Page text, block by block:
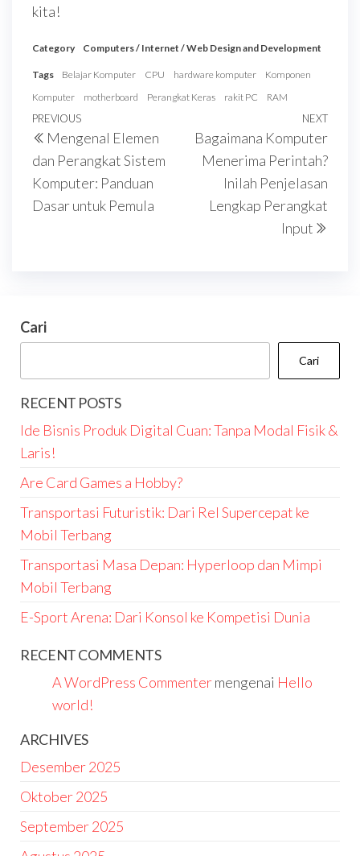
kita!
Category Computers / Internet / Web Design and Development
Tags Belajar Komputer CPU hardware komputer
Komponen
Komputer
motherboard Perangkat Keras rakit PC RAM
Navigasi
pos
Previous
Post
PREVIOUS
Mengenal Elemen
dan Perangkat Sistem
Komputer: Panduan
Dasar untuk Pemula
Next
NEXT
Bagaimana Komputer
Menerima Perintah?
Inilah Penjelasan
Lengkap Perangkat
Input
Cari
Cari
RECENT POSTS
Ide Bisnis Produk Digital Cuan: Tanpa Modal Fisik &
Laris!
Are Card Games a Hobby?
Transportasi Futuristik: Dari Rel Supercepat ke
Mobil Terbang
Transportasi Masa Depan: Hyperloop dan Mimpi
Mobil Terbang
E-Sport Arena: Dari Konsol ke Kompetisi Dunia
RECENT COMMENTS
A WordPress Commentermengenai Hello
world!
ARCHIVES
Desember 2025
Oktober 2025
September 2025